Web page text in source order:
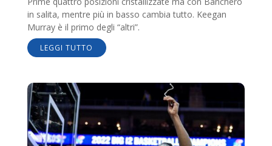
in salita, mentre più in basso cambia tutto. Keegan
Murray è il primo degli “altri”.
LEGGI TUTTO